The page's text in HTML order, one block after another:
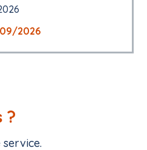
2026
?